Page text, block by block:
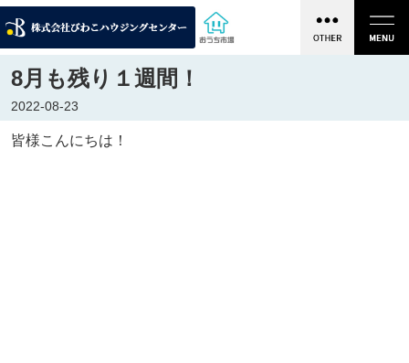
8月も残り１週間！
2022-08-23
皆様こんにちは！